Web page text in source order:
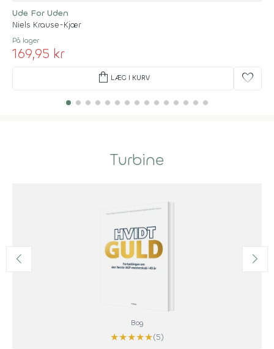
Ude For Uden
Niels Krause-Kjær
På lager
169,95 kr
shopping_bag LÆG I KURV favorite
Turbine
Bog
★★★★★(5)